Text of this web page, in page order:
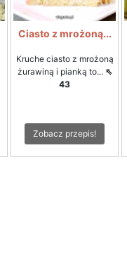
Ciasto z mrożoną...
Kruche ciasto z mrożoną
żurawiną i pianką to... ⇖
43
Zobacz przepis!